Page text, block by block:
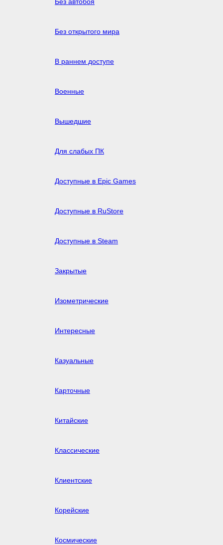
Без открытого мира
В раннем доступе
Военные
Вышедшие
Для слабых ПК
Доступные в Epic Games
Доступные в RuStore
Доступные в Steam
Закрытые
Изометрические
Интересные
Казуальные
Карточные
Китайские
Классические
Клиентские
Корейские
Космические